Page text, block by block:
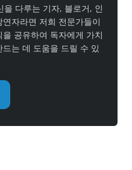
을 다루는 기자, 블로거, 인
자라면 저희 전문가들이
공유하여 독자에게 가치
는 데 도움을 드릴 수 있